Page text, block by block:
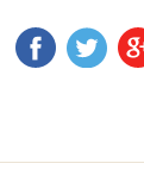
FB TW